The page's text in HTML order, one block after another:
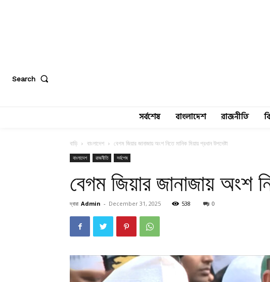
Search
সর্বশেষ বাংলাদেশ রাজনীতি
বাড়ি বাংলাদেশ বেগম জিয়ার জানাজায় অংশ নিতে মানিক মিয়ায় প্রধান উপদেষ্টা
বাংলাদেশ রাজনীতি সর্বশেষ
বেগম জিয়ার জানাজায় অংশ
দ্বারা Admin - December 31, 2025 538 0